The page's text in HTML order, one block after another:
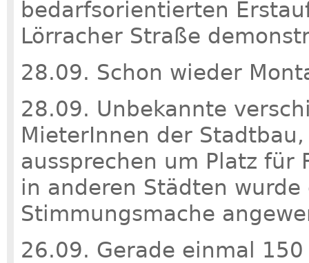
bedarfsorientierten
Lörracher Straße
28.09. Schon wieder
28.09. Unbekannte
MieterInnen der
aussprechen um Platz für
in anderen Städten
Stimmungsmache
26.09. Gerade einmal